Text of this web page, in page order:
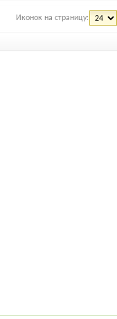
Иконок на страницу: